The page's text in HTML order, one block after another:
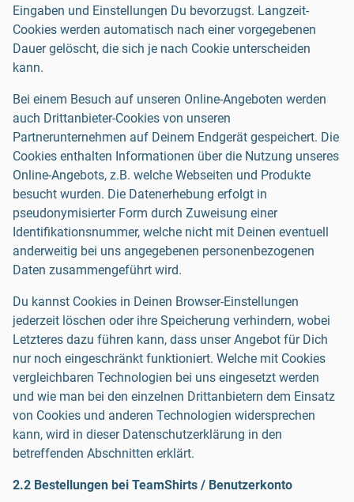
Eingaben und Einstellungen Du bevorzugst. Langzeit-
Cookies werden automatisch nach einer vorgegebenen
Dauer gelöscht, die sich je nach Cookie unterscheiden
kann.
Bei einem Besuch auf unseren Online-Angeboten werden
auch Drittanbieter-Cookies von unseren
Partnerunternehmen auf Deinem Endgerät gespeichert. Die
Cookies enthalten Informationen über die Nutzung unseres
Online-Angebots, z.B. welche Webseiten und Produkte
besucht wurden. Die Datenerhebung erfolgt in
pseudonymisierter Form durch Zuweisung einer
Identifikationsnummer, welche nicht mit Deinen eventuell
anderweitig bei uns angegebenen personenbezogenen
Daten zusammengeführt wird.
Du kannst Cookies in Deinen Browser-Einstellungen
jederzeit löschen oder ihre Speicherung verhindern, wobei
Letzteres dazu führen kann, dass unser Angebot für Dich
nur noch eingeschränkt funktioniert. Welche mit Cookies
vergleichbaren Technologien bei uns eingesetzt werden
und wie man bei den einzelnen Drittanbietern dem Einsatz
von Cookies und anderen Technologien widersprechen
kann, wird in dieser Datenschutzerklärung in den
betreffenden Abschnitten erklärt.
2.2 Bestellungen bei TeamShirts / Benutzerkonto